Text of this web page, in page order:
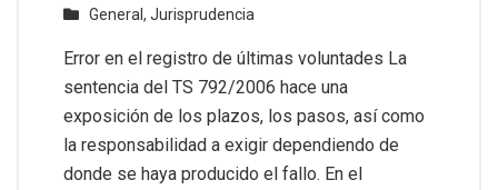
General, Jurisprudencia
Error en el registro de últimas voluntades La
sentencia del TS 792/2006 hace una
exposición de los plazos, los pasos, así como
la responsabilidad a exigir dependiendo de
donde se haya producido el fallo. En el